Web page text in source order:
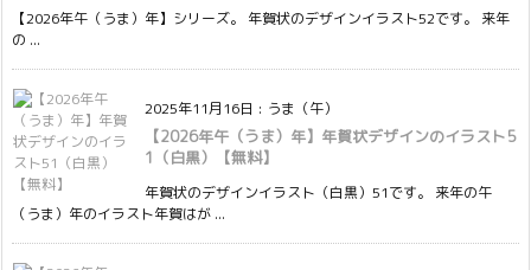
【2026年午（うま）年】シリーズ。 年賀状のデザインイラスト52です。 来年
の ...
2025年11月16日 : うま（午）
【2026年午（うま）年】年賀状デザインのイラスト5
1（白黒）【無料】
年賀状のデザインイラスト（白黒）51です。 来年の午
（うま）年のイラスト年賀はが ...